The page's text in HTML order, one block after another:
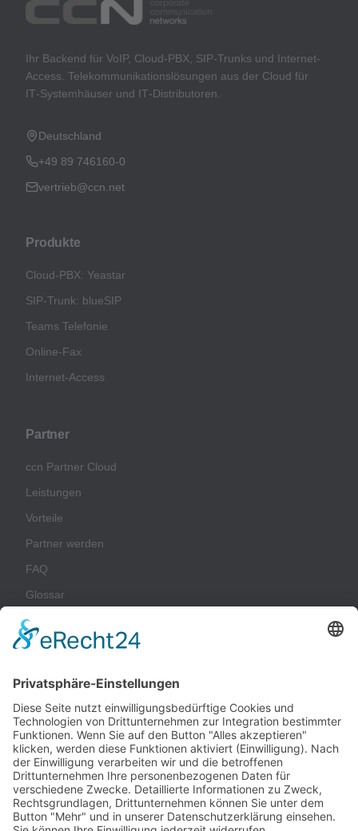
Ihr Backend für VoIP, Cloud-PBX, SIP-Trunks und Internet-
Access. Telekommunikationslösungen aus der Cloud für
IT‑Systemhäuser und IT‑Distributoren.
Deutschland
+49 89 746160-0
vertrieb@ccn.net
Produkte
Cloud-PBX: Yeastar
SIP-Trunk: blueSIP
Teams Telefonie
Online-Fax
Internet-Access
Partner
ccn Partner Cloud
Leistungen
Vorteile
Partner werden
FAQ
Glossar
Unternehmen
Impressum
Datenschutz
AGB
Nachhaltigkeit
Kontakt
Kunden-Login